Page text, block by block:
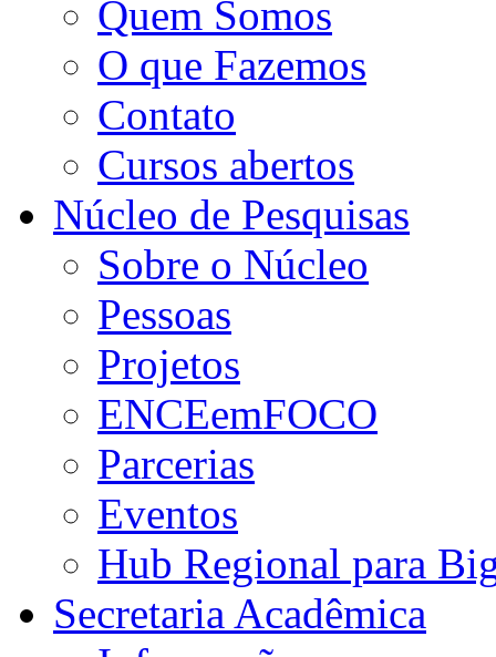
Quem Somos
O que Fazemos
Contato
Cursos abertos
Núcleo de Pesquisas
Sobre o Núcleo
Pessoas
Projetos
ENCEemFOCO
Parcerias
Eventos
Hub Regional para
Secretaria Acadêmica